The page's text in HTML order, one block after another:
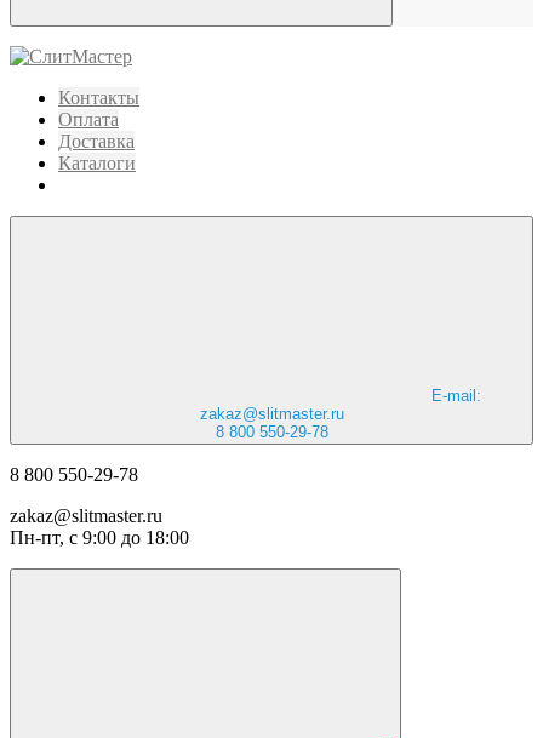
Контакты
Оплата
Доставка
Каталоги
E-mail:
zakaz@slitmaster.ru
8 800 550-29-78
8 800 550-29-78
zakaz@slitmaster.ru
Пн-пт, с 9:00 до 18:00